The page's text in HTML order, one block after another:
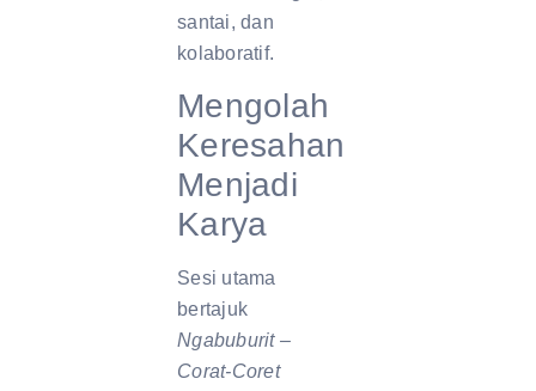
santai, dan
kolaboratif.
Mengolah
Keresahan
Menjadi
Karya
Sesi utama
bertajuk
Ngabuburit –
Corat-Coret